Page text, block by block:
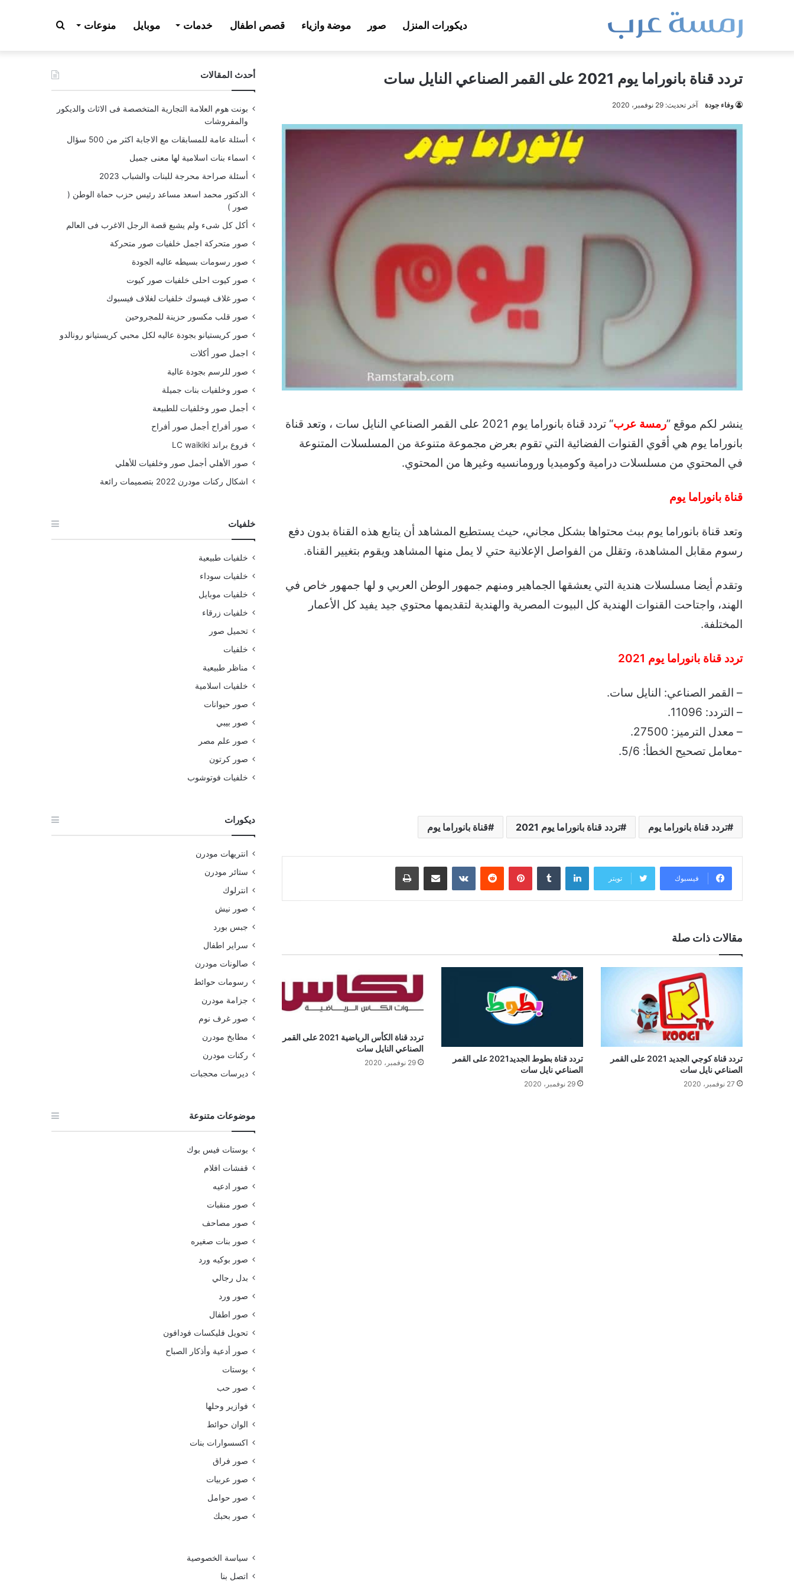
ديكورات المنزل صور موضة وازياء قصص اطفال خدمات موبايل منوعات بحث
عن تردد قناة بانوراما يوم 2021 على القمر الصناعي النايل سات
وفاء جودة آخر تحديث: 29 نوفمبر، 2020
ينشر لكم موقع ”رمسة عرب
“ تردد قناة بانوراما يوم 2021 على القمر الصناعي النايل سات ، وتعد قناة
بانوراما يوم هي أقوي القنوات الفضائية التي تقوم بعرض مجموعة متنوعة من المسلسلات المتنوعة
في المحتوي من مسلسلات درامية وكوميديا ورومانسيه وغيرها من المحتوي.
قناة بانوراما يوم
وتعد قناة بانوراما يوم ببث محتواها بشكل مجاني، حيث يستطيع المشاهد أن يتابع هذه القناة بدون دفع
رسوم مقابل المشاهدة، وتقلل من الفواصل الإعلانية حتي لا يمل منها المشاهد ويقوم بتغيير القناة.
وتقدم أيضا مسلسلات هندية التي يعشقها الجماهير ومنهم جمهور الوطن العربي و لها جمهور خاص في
الهند، واجتاحت القنوات الهندية كل البيوت المصرية والهندية لتقديمها محتوي جيد يفيد كل الأعمار
المختلفة.
تردد قناة بانوراما يوم 2021
– القمر الصناعي: النايل سات.
– التردد: 11096.
– معدل الترميز: 27500.
-معامل تصحيح الخطأ: 5/6.
تردد قناة بانوراما يوم تردد قناة بانوراما يوم 2021 قناة بانوراما يوم
فيسبوك تويتر
لينكدإن بينتيريست مشاركة عبر البريد طباعة
مقالات ذات صلة
تردد قناة كوجي الجديد 2021 على القمر
الصناعي نايل سات
27 نوفمبر، 2020
تردد قناة بطوط الجديد2021 على القمر
الصناعي نايل سات
29 نوفمبر، 2020
تردد قناة الكأس الرياضية 2021 على القمر
الصناعي النايل سات
29 نوفمبر، 2020
أحدث المقالات
بونت هوم العلامة التجارية المتخصصة فى الاثاث والديكور
والمفروشات
أسئلة عامة للمسابقات مع الاجابة اكثر من 500 سؤال
اسماء بنات اسلامية لها معنى جميل
أسئلة صراحة محرجة للبنات والشباب 2023
الدكتور محمد اسعد مساعد رئيس حزب حماة الوطن (
صور )
أكل كل شىء ولم يشبع قصة الرجل الاغرب فى العالم
صور متحركة اجمل خلفيات صور متحركة
صور رسومات بسيطه عاليه الجودة
صور كيوت احلى خلفيات صور كيوت
صور غلاف فيسوك خلفيات لغلاف فيسبوك
صور قلب مكسور حزينة للمجروحين
صور كريستيانو بجودة عاليه لكل محبي كريستيانو رونالدو
اجمل صور أكلات
صور للرسم بجودة عالية
صور وخلفيات بنات جميلة
أجمل صور وخلفيات للطبيعة
صور أفراح أجمل صور أفراح
فروع براند LC waikiki
صور الأهلي أجمل صور وخلفيات للأهلي
اشكال ركنات مودرن 2022 بتصميمات رائعة
خلفيات
خلفيات طبيعية
خلفيات سوداء
خلفيات موبايل
خلفيات زرقاء
تحميل صور
خلفيات
مناظر طبيعية
خلفيات اسلامية
صور حيوانات
صور بيبي
صور علم مصر
صور كرتون
خلفيات فوتوشوب
ديكورات
انتريهات مودرن
ستائر مودرن
انترلوك
صور نيش
جبس بورد
سراير اطفال
صالونات مودرن
رسومات حوائط
جزامة مودرن
صور غرف نوم
مطابخ مودرن
ركنات مودرن
ديرسات محجبات
موضوعات متنوعة
بوستات فيس بوك
قفشات افلام
صور ادعيه
صور منقبات
صور مصاحف
صور بنات صغيره
صور بوكيه ورد
بدل رجالي
صور ورد
صور اطفال
تحويل فليكسات فودافون
صور أدعية وأذكار الصباح
بوستات
صور حب
فوازير وحلها
الوان حوائط
اكسسوارات بنات
صور فراق
صور عربيات
صور حوامل
صور بحبك
سياسة الخصوصية
اتصل بنا